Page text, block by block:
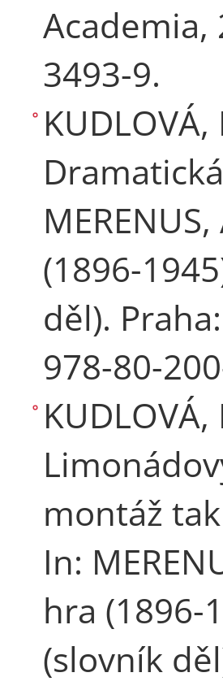
Academia,
3493-9.
(1896-
děl).
978-80-
montáž
In:
hra (1896-
(slovník